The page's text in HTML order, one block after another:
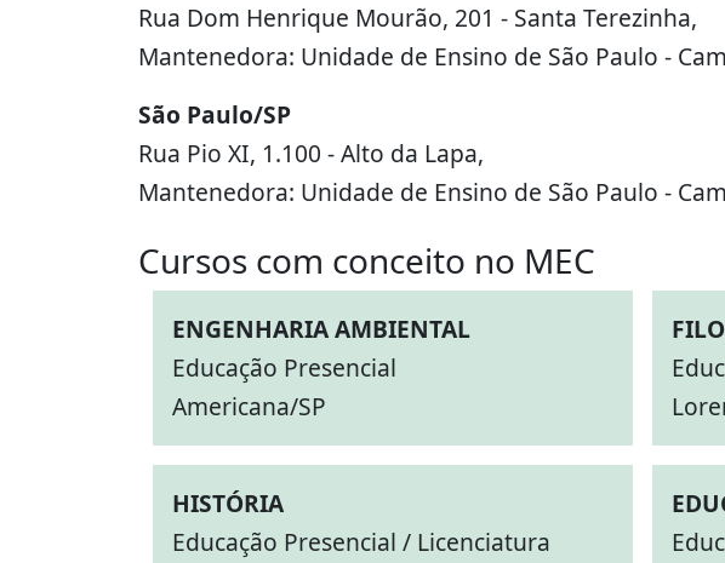
Rua Dom Henrique Mourão, 201 - Santa Terezinha,
Mantenedora: Unidade de Ensino de São Paulo -
São Paulo/SP
Rua Pio XI, 1.100 - Alto da Lapa,
Mantenedora: Unidade de Ensino de São Paulo -
Cursos com conceito no MEC
ENGENHARIA AMBIENTAL
Educação Presencial
Americana/SP
HISTÓRIA
Educação Presencial / Licenciatura